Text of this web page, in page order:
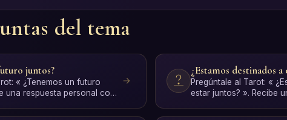
del tema
juntos?
« ¿Tenemos un futuro
una respuesta personal con
¿Estamos destinados
Pregúntale al Tarot: «
estar juntos? ». Recibe